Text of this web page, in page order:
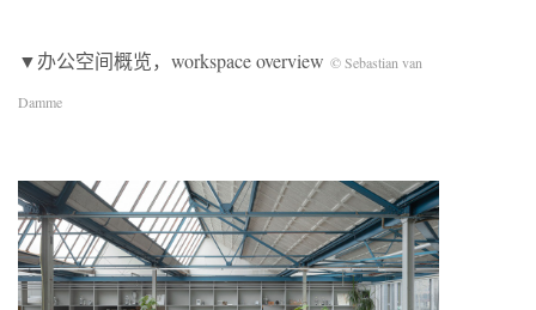
▼办公空间概览，workspace overview © Sebastian van
Damme